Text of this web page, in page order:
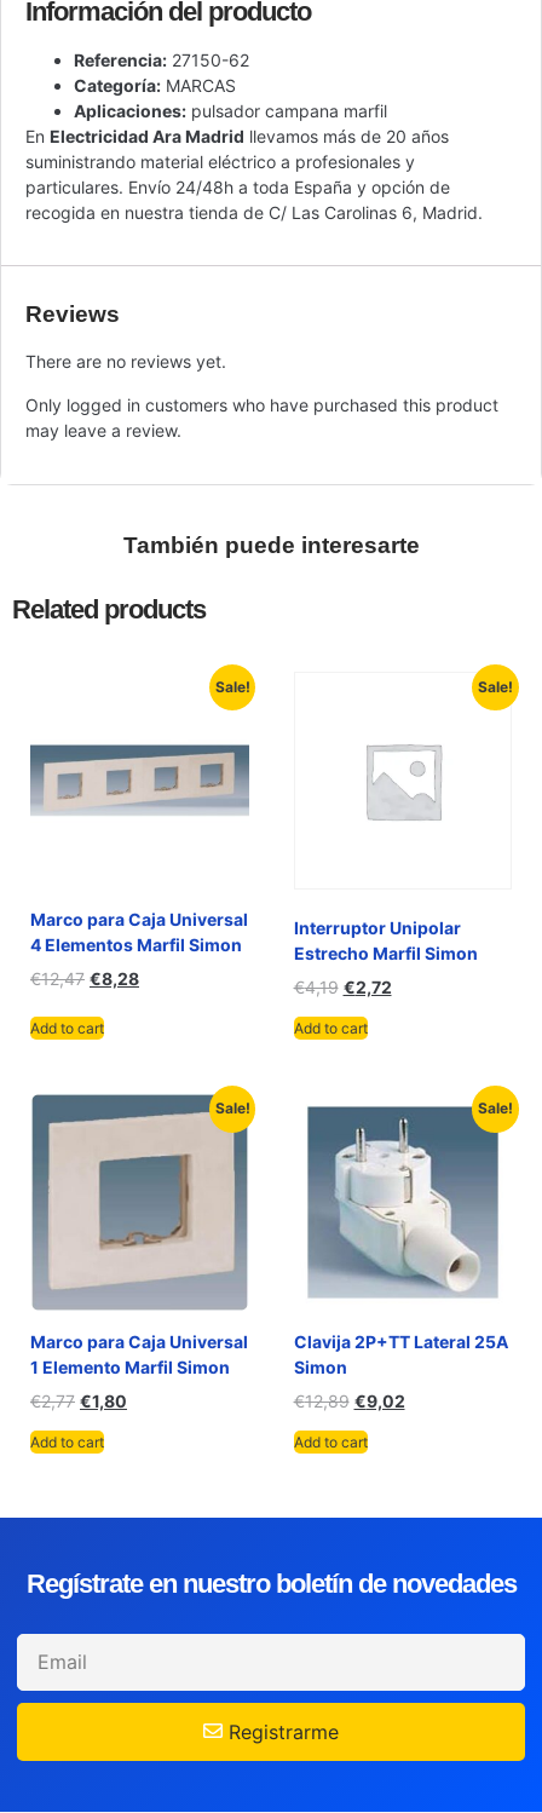
Información del producto
Referencia: 27150-62
Categoría: MARCAS
Aplicaciones: pulsador campana marfil
En Electricidad Ara Madrid llevamos más de 20 años
suministrando material eléctrico a profesionales y
particulares. Envío 24/48h a toda España y opción de
recogida en nuestra tienda de C/ Las Carolinas 6, Madrid.
Reviews
There are no reviews yet.
Only logged in customers who have purchased this product
may leave a review.
También puede interesarte
Related products
Sale!
Marco para Caja Universal
4 Elementos Marfil Simon
€12,47 €8,28
Add to cart
Sale!
Interruptor Unipolar
Estrecho Marfil Simon
€4,19 €2,72
Add to cart
Sale!
Marco para Caja Universal
1 Elemento Marfil Simon
€2,77 €1,80
Add to cart
Sale!
Clavija 2P+TT Lateral 25A
Simon
€12,89 €9,02
Add to cart
Regístrate en nuestro boletín de novedades
Registrarme